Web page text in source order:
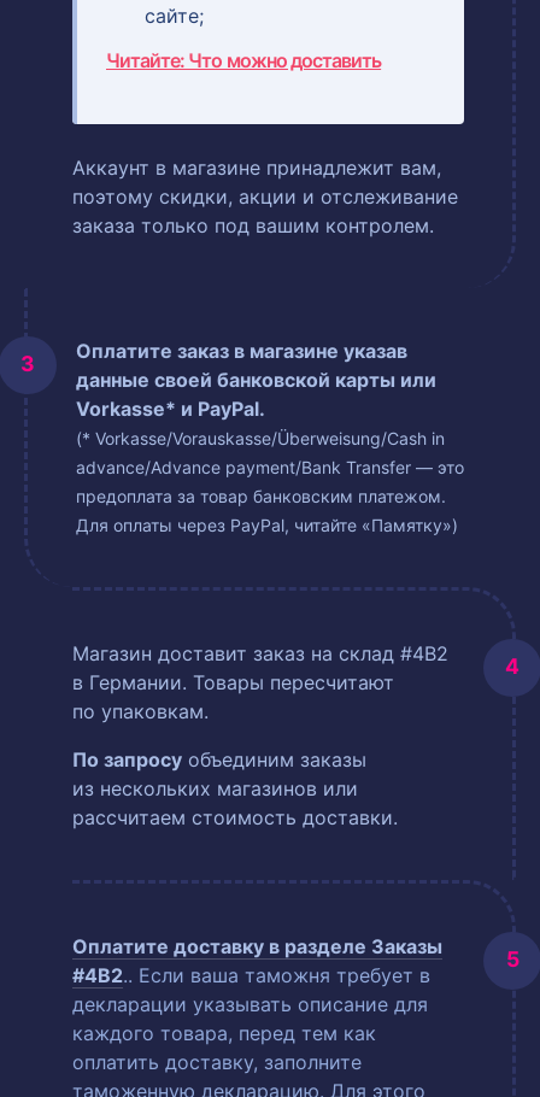
сайте;
Читайте: Что можно доставить
Аккаунт в магазине принадлежит вам,
поэтому скидки, акции и отслеживание
заказа только под вашим контролем.
Оплатите заказ в магазине указав
данные своей банковской карты или
Vorkasse* и PayPal.
(* Vorkasse/Vorauskasse/Überweisung/Cash in
advance/Advance payment/Bank Transfer — это
предоплата за товар банковским платежом.
Для оплаты через PayPal, читайте «Памятку»)
Магазин доставит заказ на склад #4B2
в Германии. Товары пересчитают
по упаковкам.
По запросу объединим заказы
из нескольких магазинов или
рассчитаем стоимость доставки.
Оплатите доставку в разделе Заказы
#4B2.. Если ваша таможня требует в
декларации указывать описание для
каждого товара, перед тем как
оплатить доставку, заполните
таможенную декларацию. Для этого